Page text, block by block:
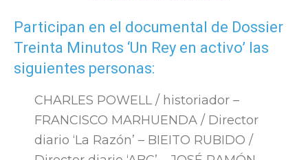
Participan en el documental de Dossier
Treinta Minutos ‘Un Rey en activo’ las
siguientes personas:
CHARLES POWELL / historiador –
FRANCISCO MARHUENDA / Director
diario ‘La Razón’ – BIEITO RUBIDO /